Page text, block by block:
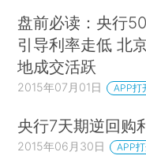
盘前必读：央行
引导利率走低 北
地成交活跃
2015年07月01日 APP打
央行7天期逆回购
2015年06月30日 APP